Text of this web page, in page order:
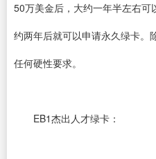
50万美金后，大约一年半左右
约两年后就可以申请永久绿卡。
任何硬性要求。
EB1杰出人才绿卡：